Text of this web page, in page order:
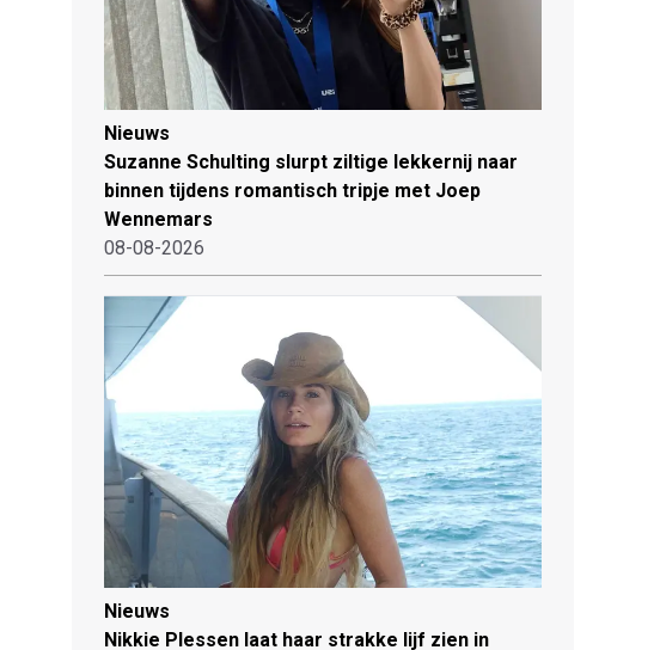
Nieuws
Suzanne Schulting slurpt ziltige lekkernij naar
binnen tijdens romantisch tripje met Joep
Wennemars
08-08-2026
Nieuws
Nikkie Plessen laat haar strakke lijf zien in